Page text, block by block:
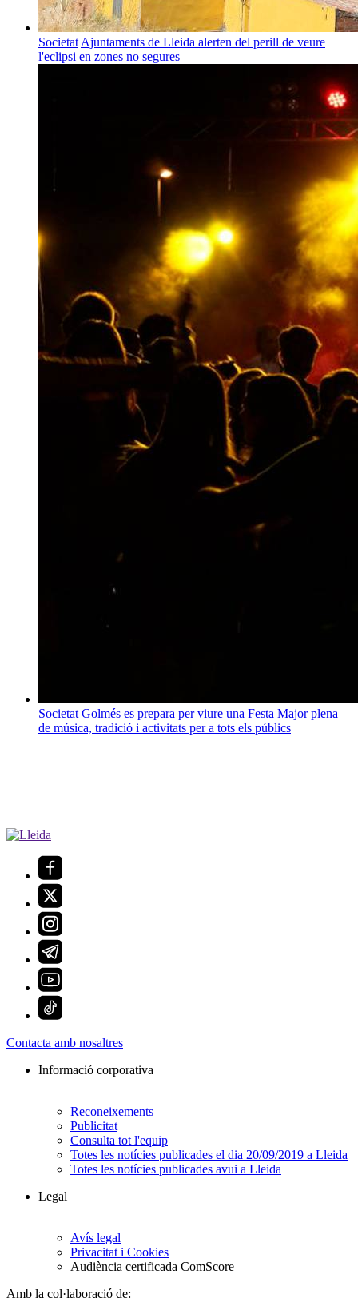
Societat Ajuntaments de Lleida alerten del perill de veure
l'eclipsi en zones no segures
Societat Golmés es prepara per viure una Festa Major plena
de música, tradició i activitats per a tots els públics
Contacta amb nosaltres
Informació corporativa
Reconeixements
Publicitat
Consulta tot l'equip
Totes les notícies publicades el dia 20/09/2019 a Lleida
Totes les notícies publicades avui a Lleida
Legal
Avís legal
Privacitat i Cookies
Audiència certificada ComScore
Amb la col·laboració de: